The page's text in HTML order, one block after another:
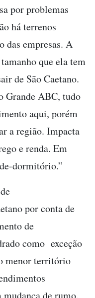
por problemas
há terrenos
das empresas. A
que ela tem
de São Caetano.
Grande ABC, tudo
aqui, porém
a região. Impacta
e renda. Em
dormitório.”
por conta de
de
como exceção
menor território
de rumo.